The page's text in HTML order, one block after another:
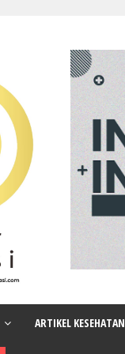
ARTIKEL KESEHATAN